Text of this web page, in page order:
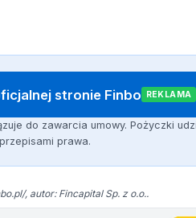
stronie Finbo REKLAMA
do zawarcia umowy. Pożyczki
prawa.
, autor: Fincapital Sp. z o.o..